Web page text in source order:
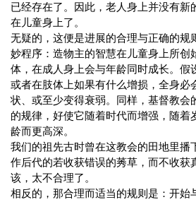
已经存在了。因此，老人身上并没有新
在儿童身上了。
无疑的，这便是进展的合理与正确的规
妙程序：造物主的智慧在儿童身上所创
体，在成人身上会与年龄同时成长。假
或者在肢体上如果有什么增损，全身必
状、或至少变得衰弱。同样，基督教会
的规律，好使它随着时代而增强，随着
龄而更高深。
我们的祖先古时曾在这教会的田地里播
作后代的若收获错误的莠草，而不收获
该，太不合理了。
相反的，那合理而适当的规则是：开始